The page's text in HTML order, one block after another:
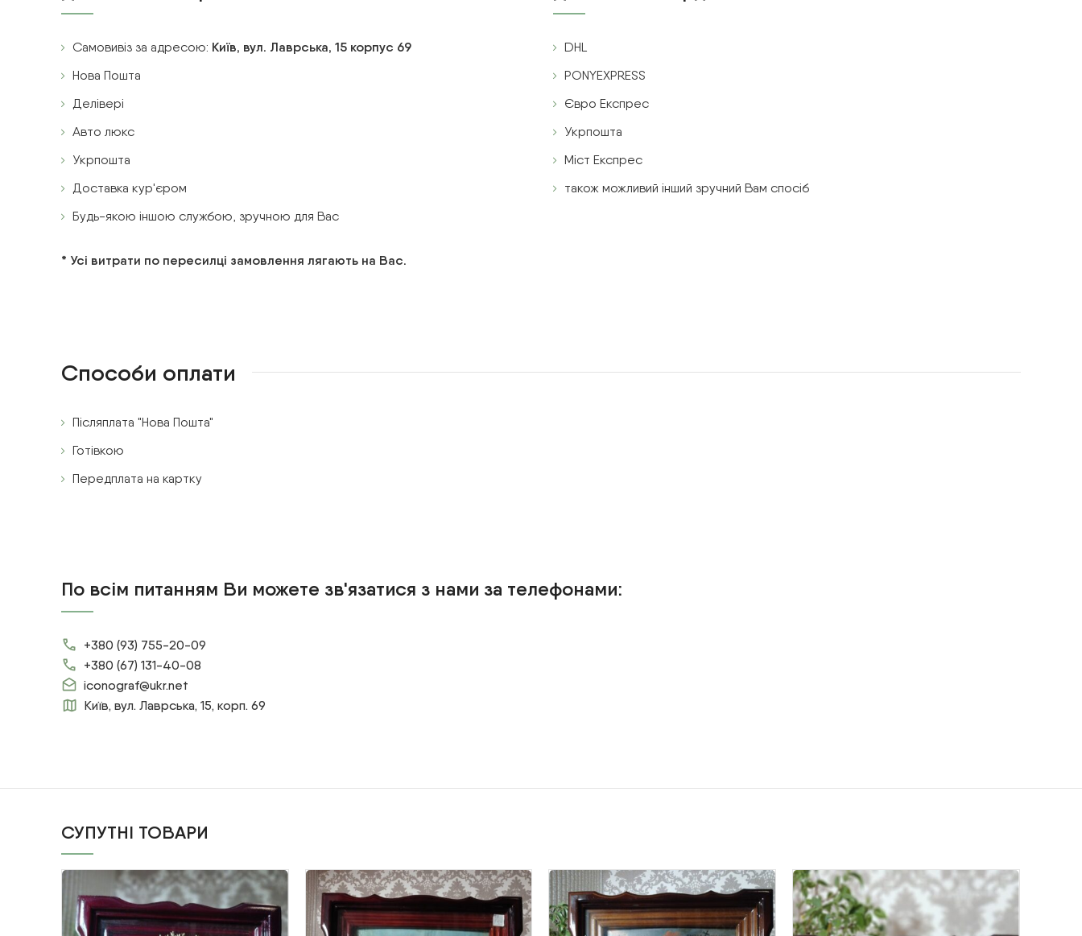
Самовивіз за адресою: Київ, вул. Лаврська, 15 корпус 69
Нова Пошта
Делівері
Авто люкс
Укрпошта
Доставка кур'єром
Будь-якою іншою службою, зручною для Вас
DHL
PONYEXPRESS
Євро Експрес
Укрпошта
Міст Експрес
також можливий інший зручний Вам спосіб
* Усі витрати по пересилці замовлення лягають на Вас.
Способи оплати
Післяплата "Нова Пошта"
Готівкою
Передплата на картку
По всім питанням Ви можете зв'язатися з нами за телефонами:
+380 (93) 755-20-09
+380 (67) 131-40-08
iconograf@ukr.net
Київ, вул. Лаврська, 15, корп. 69
СУПУТНІ ТОВАРИ